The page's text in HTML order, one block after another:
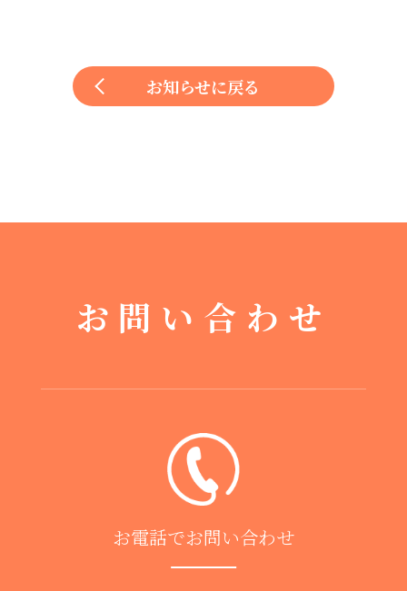
お知らせに戻る
お問い合わせ
お電話でお問い合わせ